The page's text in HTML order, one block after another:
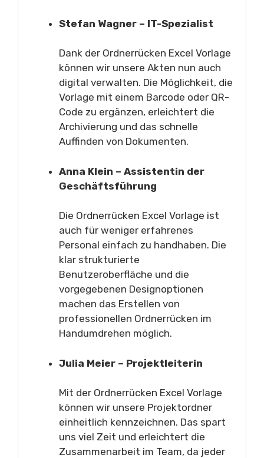
Stefan Wagner – IT-Spezialist
Dank der Ordnerrücken Excel Vorlage
können wir unsere Akten nun auch
digital verwalten. Die Möglichkeit, die
Vorlage mit einem Barcode oder QR-
Code zu ergänzen, erleichtert die
Archivierung und das schnelle
Auffinden von Dokumenten.
Anna Klein – Assistentin der
Geschäftsführung
Die Ordnerrücken Excel Vorlage ist
auch für weniger erfahrenes
Personal einfach zu handhaben. Die
klar strukturierte
Benutzeroberfläche und die
vorgegebenen Designoptionen
machen das Erstellen von
professionellen Ordnerrücken im
Handumdrehen möglich.
Julia Meier – Projektleiterin
Mit der Ordnerrücken Excel Vorlage
können wir unsere Projektordner
einheitlich kennzeichnen. Das spart
uns viel Zeit und erleichtert die
Zusammenarbeit im Team, da jeder